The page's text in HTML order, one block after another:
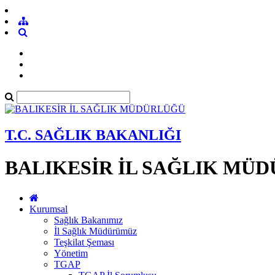
T.C. SAĞLIK BAKANLIĞI
BALIKESİR İL SAĞLIK
Kurumsal
Sağlık Bakanımız
İl Sağlık Müdürümüz
Teşkilat Şeması
Yönetim
TGAP